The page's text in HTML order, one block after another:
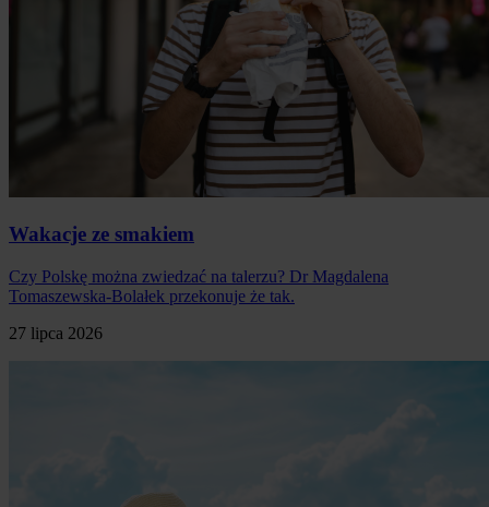
Wakacje ze smakiem
Czy Polskę można zwiedzać na talerzu? Dr Magdalena
Tomaszewska-Bolałek przekonuje że tak.
27 lipca 2026